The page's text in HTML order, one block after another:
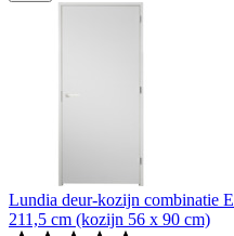
Lundia deur-kozijn combinatie
211,5 cm (kozijn 56 x 90 cm)